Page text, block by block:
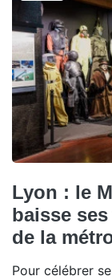
Lyon : le
baisse
de la
Pour célébrer